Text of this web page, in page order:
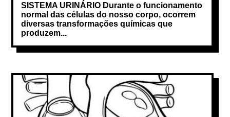
SISTEMA URINÁRIO Durante o funcionamento
normal das células do nosso corpo, ocorrem
diversas transformações químicas que
produzem...